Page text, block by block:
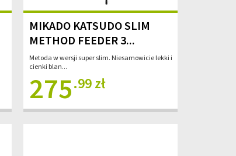
MIKADO KATSUDO SLIM
METHOD FEEDER 3...
Metoda w wersji super slim. Niesamowicie lekki i
cienki blan...
275.99 zł